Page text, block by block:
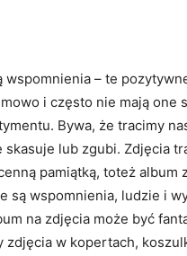
– te
i często nie mają one
Bywa, że tracimy
lub zgubi. Zdjęcia
pamiątką, toteż album
są wspomnienia, ludzie i
na zdjęcia może być
w kopertach,